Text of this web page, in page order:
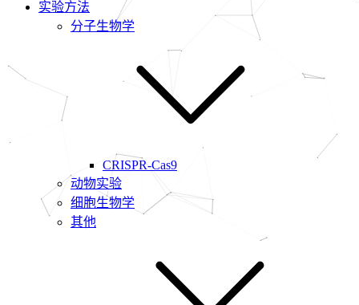
实验方法
分子生物学
CRISPR-Cas9
动物实验
细胞生物学
其他